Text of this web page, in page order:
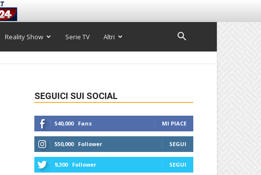
Reality Show Serie TV Altri
SEGUICI SUI SOCIAL
540,000 Fans MI PIACE
550,000 Follower SEGUI
9,300 Follower SEGUI